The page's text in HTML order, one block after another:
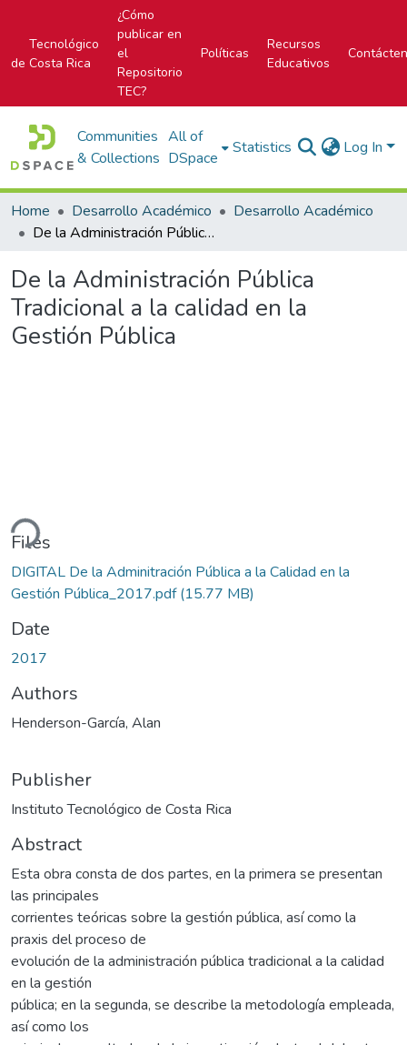
Tecnológico
de Costa Rica
¿Cómo
publicar en
el
Repositorio
TEC?
Políticas
Recursos
Educativos
Communities
& Collections
All of
DSpace
Statistics Log In
Home Desarrollo Académico
Desarrollo Académico
De la Administración Pública Tradicional a la calidad en la Gestión Pública
De la Administración Pública
Tradicional a la calidad en la
Gestión Pública
Files
DIGITAL De la Adminitración Pública a la Calidad en la
Gestión Pública_2017.pdf(15.77 MB)
Date
2017
Authors
Henderson-García, Alan
Publisher
Instituto Tecnológico de Costa Rica
Abstract
Esta obra consta de dos partes, en la primera se presentan
las principales
corrientes teóricas sobre la gestión pública, así como la
praxis del proceso de
evolución de la administración pública tradicional a la calidad
en la gestión
pública; en la segunda, se describe la metodología empleada,
así como los